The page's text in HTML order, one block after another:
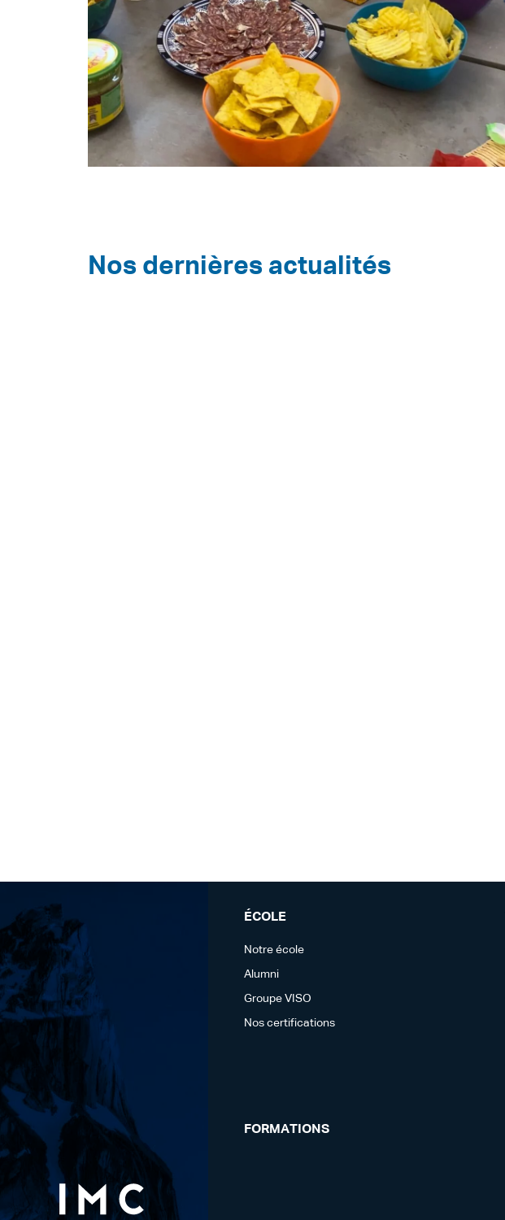
Nos dernières actualités
ÉCOLE
Notre école
Alumni
Groupe VISO
Nos certifications
FORMATIONS